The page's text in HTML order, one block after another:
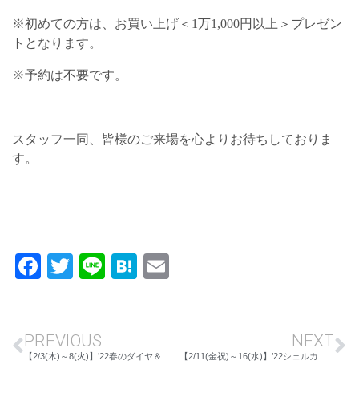
※初めての方は、お買い上げ＜1万1,000円以上＞プレゼン
トとなります。
※予約は不要です。
スタッフ一同、皆様のご来場を心よりお待ちしておりま
す。
Facebook
Twitter
LineHatena
PREVIOUS NEXT